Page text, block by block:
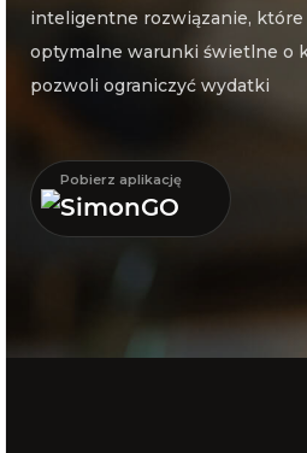
inteligentne rozwiązanie, które
optymalne warunki świetlne o
pozwoli ograniczyć wydatki
Pobierz aplikację
SimonGO